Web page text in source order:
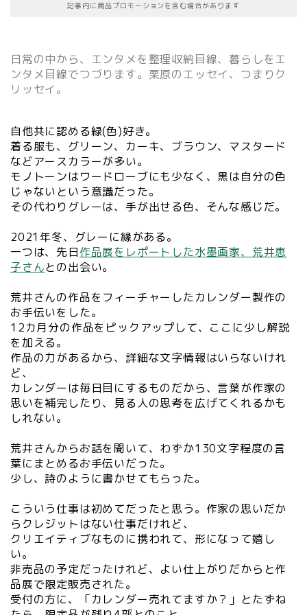
記事内に商品プロモーションを含む場合があります
日常の中から、エンタメを整理収納目線、暮らしをエ
ンタメ目線でつづります。栗原のエッセイ、つまりク
リッセイ。
自他共に認める緑(色)好き。
着る服も、グリーン、カーキ、ブラウン、マスタード
などアースカラーが多い。
モノトーンはワードローブにも少なく、黒は自分の色
じゃないという意識だった。
その代わりグレーは、手が出せる色、そんな感じだ。
2021年冬、グレーに縁がある。
一つは、先日作品展をレポートした水墨画家、荒井恵
子さんとの出会い。
荒井さんの作品をフィーチャーしたカレンダー製作の
お手伝いをした。
12カ月分の作品をピックアップして、ここに少し解説
を加える。
作品の力があるから、詳細な文字情報はいらないけれ
ど、
カレンダーは毎日目にするものだから、言葉が作家の
思いを補完したり、見る人の思考を広げてくれるかも
しれない。
荒井さんからお話を聞いて、わずか130文字程度の言
葉にまとめるお手伝いだった。
少し、詩のように書かせてもらった。
こういう仕事は初めてだったと思う。作家の思いだか
らクレジットはない仕事だけれど、
クリエイティブなものに携われて、形になって嬉し
い。
非売品の予定だったけれど、よい仕上がりだからと作
品展で限定販売された。
受付の方に、「カレンダー売れてますか？」とたずね